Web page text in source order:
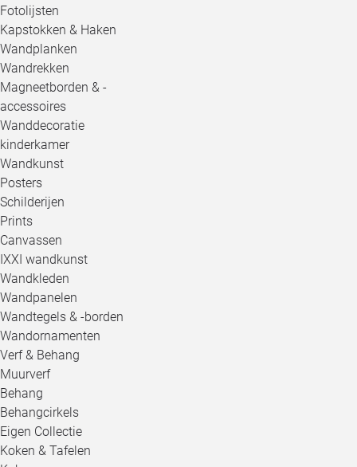
Fotolijsten
Kapstokken & Haken
Wandplanken
Wandrekken
Magneetborden & -
accessoires
Wanddecoratie
kinderkamer
Wandkunst
Posters
Schilderijen
Prints
Canvassen
IXXI wandkunst
Wandkleden
Wandpanelen
Wandtegels & -borden
Wandornamenten
Verf & Behang
Muurverf
Behang
Behangcirkels
Eigen Collectie
Koken & Tafelen